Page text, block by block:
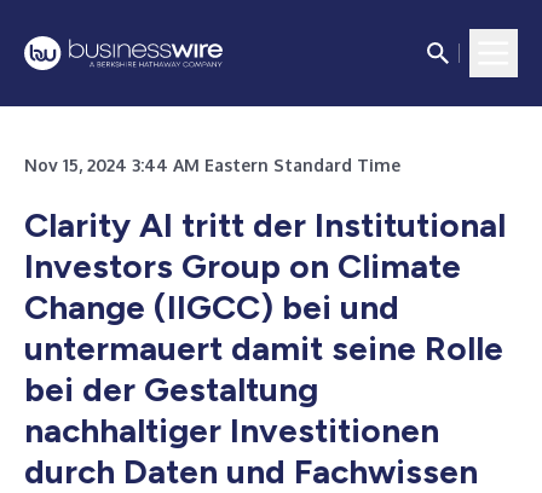
Nov 15, 2024 3:44 AM Eastern Standard Time
Clarity AI tritt der Institutional
Investors Group on Climate
Change (IIGCC) bei und
untermauert damit seine Rolle
bei der Gestaltung
nachhaltiger Investitionen
durch Daten und Fachwissen